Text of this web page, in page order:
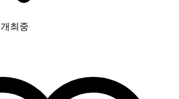
개최중